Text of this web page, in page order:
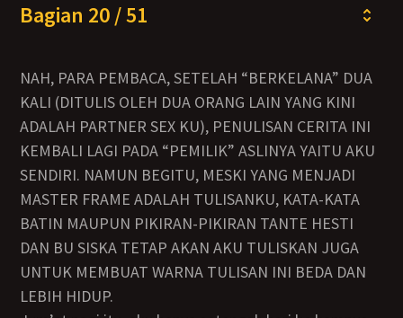
Bagian 20 / 51
NAH, PARA PEMBACA, SETELAH “BERKELANA” DUA
KALI (DITULIS OLEH DUA ORANG LAIN YANG KINI
ADALAH PARTNER SEX KU), PENULISAN CERITA INI
KEMBALI LAGI PADA “PEMILIK” ASLINYA YAITU AKU
SENDIRI. NAMUN BEGITU, MESKI YANG MENJADI
MASTER FRAME ADALAH TULISANKU, KATA-KATA
BATIN MAUPUN PIKIRAN-PIKIRAN TANTE HESTI
DAN BU SISKA TETAP AKAN AKU TULISKAN JUGA
UNTUK MEMBUAT WARNA TULISAN INI BEDA DAN
LEBIH HIDUP.